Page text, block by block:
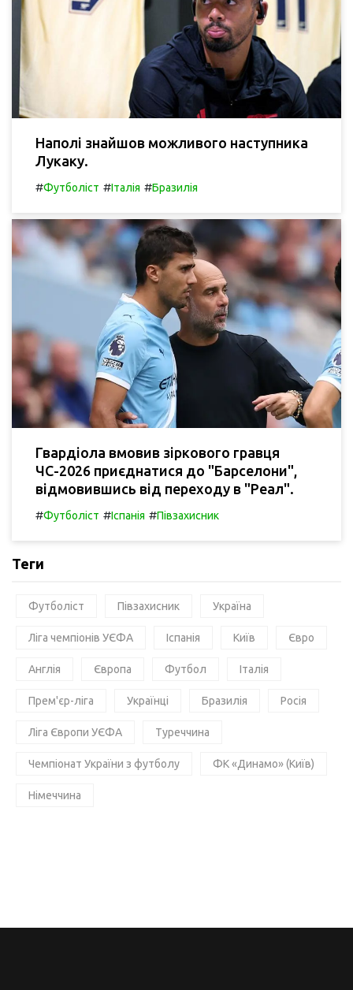
Наполі знайшов можливого наступника
Лукаку.
#Футболіст #Італія #Бразилія
Гвардіола вмовив зіркового гравця
ЧС-2026 приєднатися до "Барселони",
відмовившись від переходу в "Реал".
#Футболіст #Іспанія #Півзахисник
Теги
Футболіст Півзахисник Україна
Ліга чемпіонів УЄФА Іспанія Київ Євро
Англія Європа Футбол Італія
Прем'єр-ліга Українці Бразилія Росія
Ліга Європи УЄФА Туреччина
Чемпіонат України з футболу ФК «Динамо» (Київ)
Німеччина